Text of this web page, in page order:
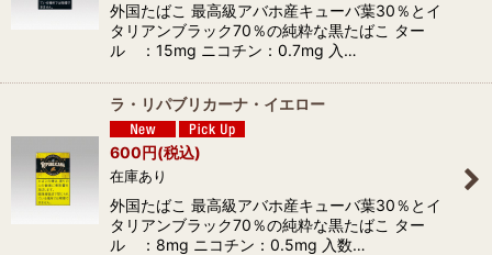
外国たばこ 最高級アバホ産キューバ葉30％とイ
タリアンブラック70％の純粋な黒たばこ ター
ル ：15mg ニコチン：0.7mg 入…
ラ・リパブリカーナ・イエロー
600円(税込)
在庫あり
外国たばこ 最高級アバホ産キューバ葉30％とイ
タリアンブラック70％の純粋な黒たばこ ター
ル ：8mg ニコチン：0.5mg 入数…